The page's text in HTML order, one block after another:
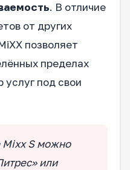
. В отличие
от других
позволяет
пределах
услуг под свои
Mixx S можно
или